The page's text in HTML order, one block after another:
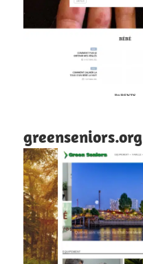
greenseniors.org